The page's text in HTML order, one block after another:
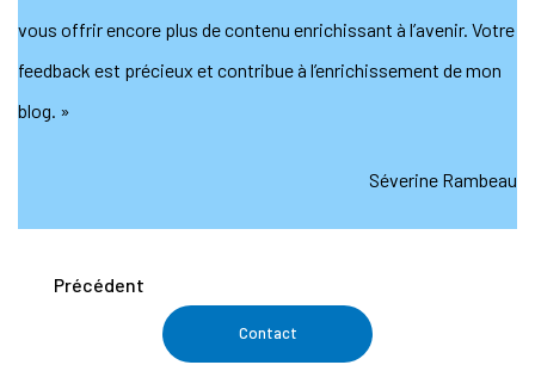
vous offrir encore plus de contenu enrichissant à l’avenir. Votre
feedback est précieux et contribue à l’enrichissement de mon
blog. »
Séverine Rambeau
Précédent
Contact